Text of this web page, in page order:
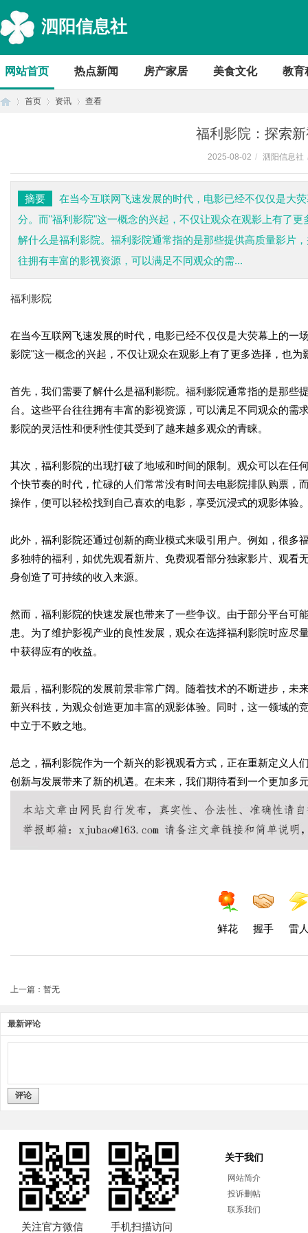
泗阳信息社
网站首页 热点新闻 房产家居 美食文化 教育
首页 资讯 查看
福利影院：探索
2025-08-02 / 泗阳信息社
摘要
在当今互联网飞速发展的时代，电影已经不仅仅是大
分。而"福利影院"这一概念的兴起，不仅让观众在观影上有了
解什么是福利影院。福利影院通常指的是那些提供高质量影片
往拥有丰富的影视资源，可以满足不同观众的需...
福利影院
在当今互联网飞速发展的时代，电影已经不仅仅是大荧幕上的一
影院"这一概念的兴起，不仅让观众在观影上有了更多选择，也为
首先，我们需要了解什么是福利影院。福利影院通常指的是那些
台。这些平台往往拥有丰富的影视资源，可以满足不同观众的
影院的灵活性和便利性使其受到了越来越多观众的青睐。
其次，福利影院的出现打破了地域和时间的限制。观众可以在任
个快节奏的时代，忙碌的人们常常没有时间去电影院排队购票，
操作，便可以轻松找到自己喜欢的电影，享受沉浸式的观影体验
此外，福利影院还通过创新的商业模式来吸引用户。例如，很
多独特的福利，如优先观看新片、免费观看部分独家影片、观
身创造了可持续的收入来源。
然而，福利影院的快速发展也带来了一些争议。由于部分平台可
患。为了维护影视产业的良性发展，观众在选择福利影院时应
中获得应有的收益。
最后，福利影院的发展前景非常广阔。随着技术的不断进步，未
新兴科技，为观众创造更加丰富的观影体验。同时，这一领域
中立于不败之地。
总之，福利影院作为一个新兴的影视观看方式，正在重新定义
创新与发展带来了新的机遇。在未来，我们期待看到一个更加多
鲜花 握手 雷
上一篇：暂无
最新评论
评论
关注官方微信 手机扫描访问
关于我们
网站简介
投诉删帖
联系我们